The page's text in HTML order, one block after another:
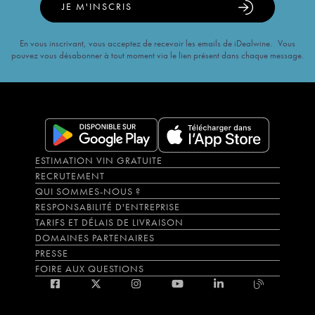
JE M'INSCRIS
En vous inscrivant, vous acceptez de recevoir les emails de iDealwine. Vous
pouvez vous désabonner à tout moment via le lien présent dans chaque message.
ESTIMATION VIN GRATUITE
RECRUTEMENT
QUI SOMMES-NOUS ?
RESPONSABILITÉ D'ENTREPRISE
TARIFS ET DÉLAIS DE LIVRAISON
DOMAINES PARTENAIRES
PRESSE
FOIRE AUX QUESTIONS